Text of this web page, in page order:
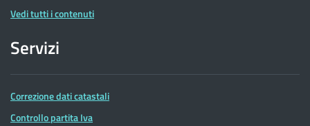
Vedi tutti i contenuti
Servizi
Correzione dati catastali
Controllo partita Iva